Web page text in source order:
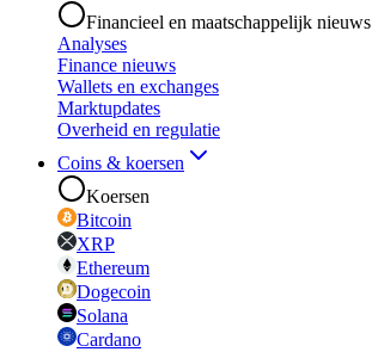
Financieel en maatschappelijk nieuws
Analyses
Finance nieuws
Wallets en exchanges
Marktupdates
Overheid en regulatie
Coins & koersen
Koersen
Bitcoin
XRP
Ethereum
Dogecoin
Solana
Cardano